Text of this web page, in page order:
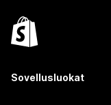
Sovellusluokat